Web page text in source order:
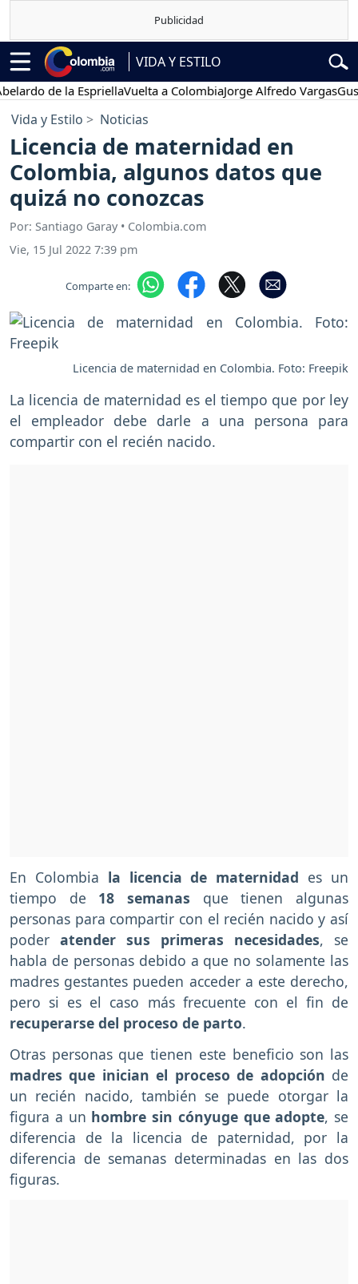
VIDA Y ESTILO
de la EspriellaVuelta a ColombiaJorge Alfredo VargasGustavo
Vida y Estilo Noticias
Licencia de maternidad en
Colombia, algunos datos que
quizá no conozcas
Por: Santiago Garay • Colombia.com
Vie, 15 Jul 2022 7:39 pm
Comparte en:
Licencia de maternidad en Colombia. Foto: Freepik
La licencia de maternidad es el tiempo que por ley
el empleador debe darle a una persona para
compartir con el recién nacido.
En Colombia la licencia de maternidad es un
tiempo de 18 semanas que tienen algunas
personas para compartir con el recién nacido y así
poder atender sus primeras necesidades, se
habla de personas debido a que no solamente las
madres gestantes pueden acceder a este derecho,
pero si es el caso más frecuente con el fin de
recuperarse del proceso de parto.
Otras personas que tienen este beneficio son las
madres que inician el proceso de adopción de
un recién nacido, también se puede otorgar la
figura a un hombre sin cónyuge que adopte, se
diferencia de la licencia de paternidad, por la
diferencia de semanas determinadas en las dos
figuras.